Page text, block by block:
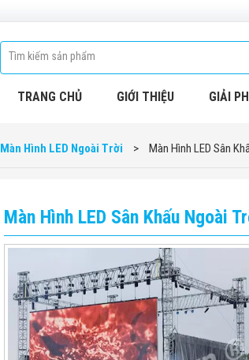
TRANG CHỦ GIỚI THIỆU GIẢI
Màn Hình LED Ngoài Trời > Màn Hình LED Sân
Màn Hình LED Sân Khấu Ngoài